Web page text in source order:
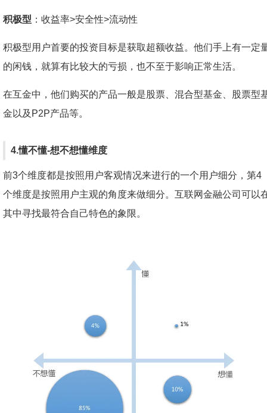
积极型 ：收益率>安全性>流动性
积极型用户首要的投资目标是获取超额收益。他们手上有一定
的闲钱，就算有比较大的亏损，也不至于影响正常生活。
在互金中，他们购买的产品一般是股票、混合型基金、股票型
金以及P2P产品等。
4.懂不懂-想不想懂维度
前3个维度都是按照用户客观情况来进行的一个用户细分，第4
个维度是按照用户主观的角度来做细分。互联网金融公司可以
其中寻找最符合自己特色的象限。